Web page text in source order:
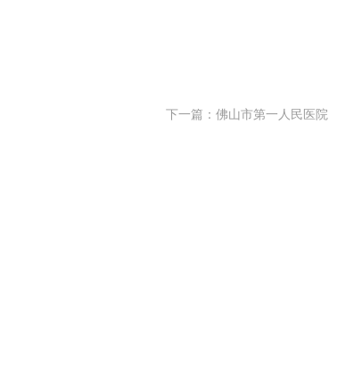
下一篇： 佛山市第一人民医院